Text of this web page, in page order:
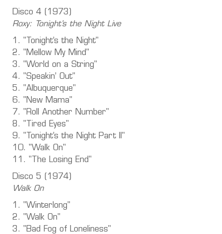
Disco 4 (1973)
Roxy: Tonight’s the Night Live
1. "Tonight’s the Night"
2. "Mellow My Mind"
3. "World on a String"
4. "Speakin’ Out"
5. "Albuquerque"
6. "New Mama"
7. "Roll Another Number"
8. "Tired Eyes"
9. "Tonight’s the Night Part II"
10. "Walk On"
11. "The Losing End"
Disco 5 (1974)
Walk On
1. "Winterlong"
2. "Walk On"
3. "Bad Fog of Loneliness"